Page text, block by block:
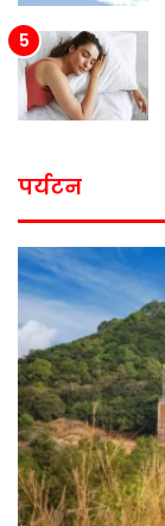
पर्यटन